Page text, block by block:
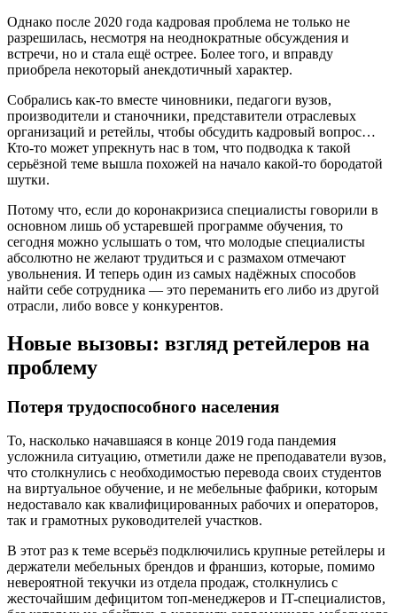
Однако после 2020 года кадровая проблема не только не
разрешилась, несмотря на неоднократные обсуждения и
встречи, но и стала ещё острее. Более того, и вправду
приобрела некоторый анекдотичный характер.
Собрались как-то вместе чиновники, педагоги вузов,
производители и станочники, представители отраслевых
организаций и ретейлы, чтобы обсудить кадровый вопрос…
Кто-то может упрекнуть нас в том, что подводка к такой
серьёзной теме вышла похожей на начало какой-то бородатой
шутки.
Потому что, если до коронакризиса специалисты говорили в
основном лишь об устаревшей программе обучения, то
сегодня можно услышать о том, что молодые специалисты
абсолютно не желают трудиться и с размахом отмечают
увольнения. И теперь один из самых надёжных способов
найти себе сотрудника — это переманить его либо из другой
отрасли, либо вовсе у конкурентов.
Новые вызовы: взгляд ретейлеров на
проблему
Потеря трудоспособного населения
То, насколько начавшаяся в конце 2019 года пандемия
усложнила ситуацию, отметили даже не преподаватели вузов,
что столкнулись с необходимостью перевода своих студентов
на виртуальное обучение, и не мебельные фабрики, которым
недоставало как квалифицированных рабочих и операторов,
так и грамотных руководителей участков.
В этот раз к теме всерьёз подключились крупные ретейлеры и
держатели мебельных брендов и франшиз, которые, помимо
невероятной текучки из отдела продаж, столкнулись с
жесточайшим дефицитом топ-менеджеров и IT-специалистов,